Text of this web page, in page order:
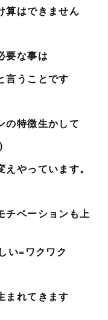
算はできません
要な事は
言うことです
の特徴生かして
やっています。
チベーションも上
い=ワクワク
まれてきます